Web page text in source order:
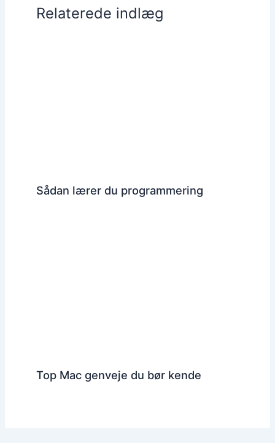
Relaterede indlæg
Sådan lærer du programmering
Top Mac genveje du bør kende